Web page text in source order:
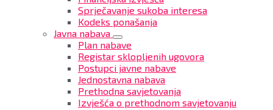
Sprječavanje sukoba interesa
Kodeks ponašanja
Javna nabava
Plan nabave
Registar sklopljenih ugovora
Postupci javne nabave
Jednostavna nabava
Prethodna savjetovanja
Izvješća o prethodnom savjetovanju